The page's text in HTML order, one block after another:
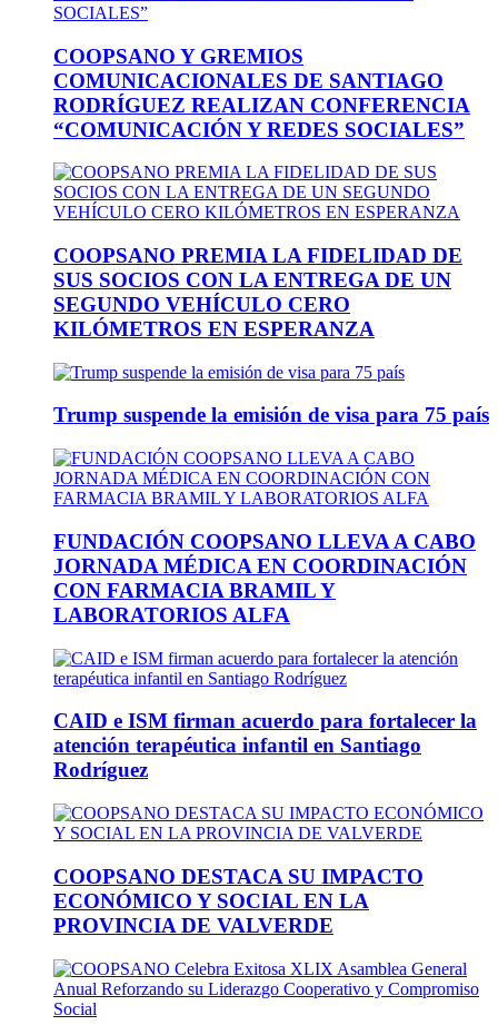
COOPSANO Y GREMIOS
COMUNICACIONALES DE SANTIAGO
RODRÍGUEZ REALIZAN CONFERENCIA
“COMUNICACIÓN Y REDES SOCIALES”
COOPSANO PREMIA LA FIDELIDAD DE
SUS SOCIOS CON LA ENTREGA DE UN
SEGUNDO VEHÍCULO CERO
KILÓMETROS EN ESPERANZA
Trump suspende la emisión de visa para 75 país
FUNDACIÓN COOPSANO LLEVA A CABO
JORNADA MÉDICA EN COORDINACIÓN
CON FARMACIA BRAMIL Y
LABORATORIOS ALFA
CAID e ISM firman acuerdo para fortalecer la
atención terapéutica infantil en Santiago
Rodríguez
COOPSANO DESTACA SU IMPACTO
ECONÓMICO Y SOCIAL EN LA
PROVINCIA DE VALVERDE